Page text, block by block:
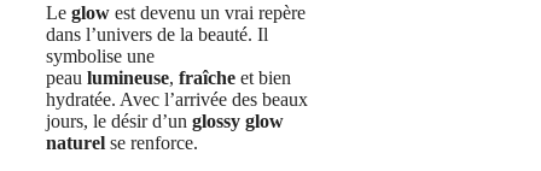
Le glow est devenu un vrai repère
dans l’univers de la beauté. Il
symbolise une
peau lumineuse, fraîche et bien
hydratée. Avec l’arrivée des beaux
jours, le désir d’un glossy glow
naturel se renforce.